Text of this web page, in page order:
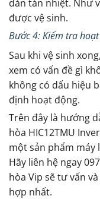
dàn tản nhiệt. Như
được vệ sinh.
Bước 4: Kiểm tra
Sau khi vệ sinh
xem có vấn đề gì
không có dấu hiệu
định hoạt động.
Trên đây là hướng
hòa HIC12TMU
một sản phẩm máy
Hãy liên hệ ngay
hòa Vip sẽ tư vấn
hợp nhất.